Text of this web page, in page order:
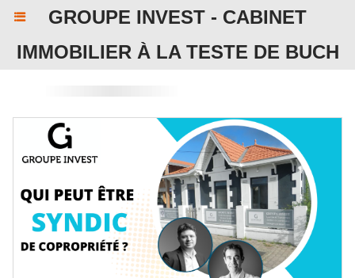
GROUPE INVEST - CABINET
IMMOBILIER À LA TESTE DE BUCH